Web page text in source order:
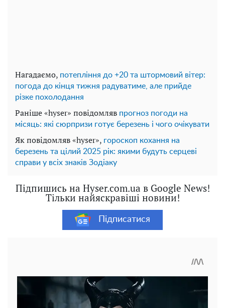
Нагадаємо, потепління до +20 та штормовий вітер:
погода до кінця тижня радуватиме, але прийде
різке похолодання
Раніше «hyser» повідомляв прогноз погоди на
місяць: які сюрпризи готує березень і чого очікувати
Як повідомляв «hyser», гороскоп кохання на
березень та цілий 2025 рік: якими будуть серцеві
справи у всіх знаків Зодіаку
Підпишись на Hyser.com.ua в Google News!
Тільки найяскравіші новини!
Підписатися